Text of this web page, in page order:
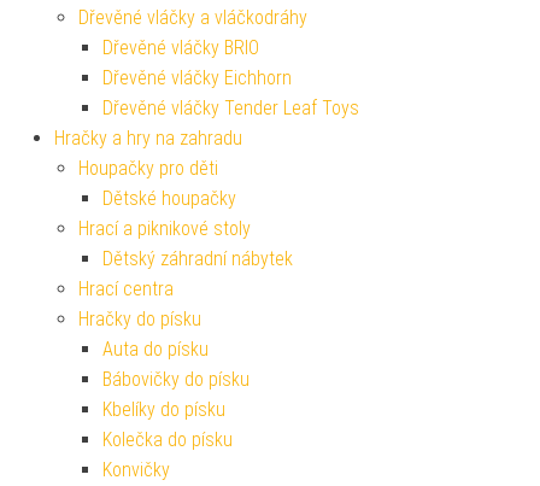
Dřevěné vláčky a vláčkodráhy
Dřevěné vláčky BRIO
Dřevěné vláčky Eichhorn
Dřevěné vláčky Tender Leaf Toys
Hračky a hry na zahradu
Houpačky pro děti
Dětské houpačky
Hrací a piknikové stoly
Dětský záhradní nábytek
Hrací centra
Hračky do písku
Auta do písku
Bábovičky do písku
Kbelíky do písku
Kolečka do písku
Konvičky